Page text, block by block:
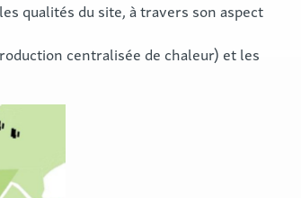
qualités du site, à travers son aspect
centralisée de chaleur) et les